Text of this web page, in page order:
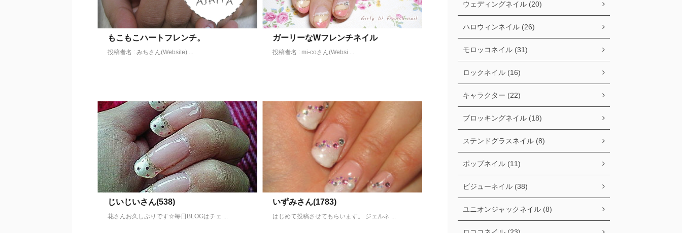
もこもこハートフレンチ。
投稿者名 : みちさん(Website) ...
ガーリーなWフレンチネイル
投稿者名 : mi-coさん(Websi ...
じいじいさん(538)
花さんお久しぶりです☆毎日BLOGはチェ ...
いずみさん(1783)
はじめて投稿させてもらいます。 ジェルネ ...
ウェディングネイル (20)
ハロウィンネイル (26)
モロッコネイル (31)
ロックネイル (16)
キャラクター (22)
ブロッキングネイル (18)
ステンドグラスネイル (8)
ポップネイル (11)
ビジューネイル (38)
ユニオンジャックネイル (8)